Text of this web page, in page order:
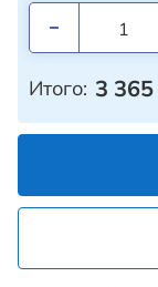
Итого: 3 365